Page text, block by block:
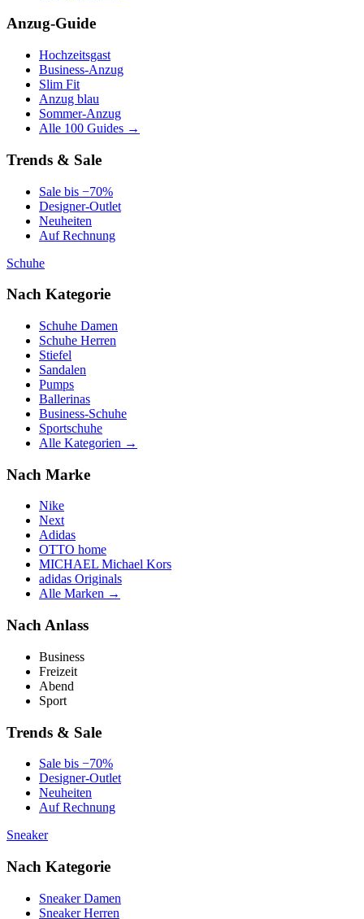
Anzug-Guide
Hochzeitsgast
Business-Anzug
Slim Fit
Anzug blau
Sommer-Anzug
Alle 100 Guides →
Trends & Sale
Sale bis −70%
Designer-Outlet
Neuheiten
Auf Rechnung
Schuhe
Nach Kategorie
Schuhe Damen
Schuhe Herren
Stiefel
Sandalen
Pumps
Ballerinas
Business-Schuhe
Sportschuhe
Alle Kategorien →
Nach Marke
Nike
Next
Adidas
OTTO home
MICHAEL Michael Kors
adidas Originals
Alle Marken →
Nach Anlass
Business
Freizeit
Abend
Sport
Trends & Sale
Sale bis −70%
Designer-Outlet
Neuheiten
Auf Rechnung
Sneaker
Nach Kategorie
Sneaker Damen
Sneaker Herren